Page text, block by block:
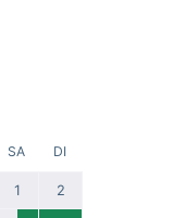
SA DI
1 2